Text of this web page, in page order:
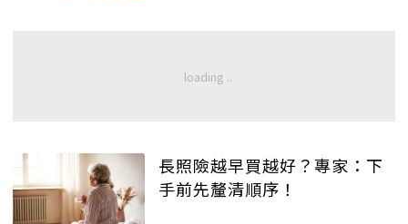
長照險越早買越好？專家：下
手前先釐清順序！